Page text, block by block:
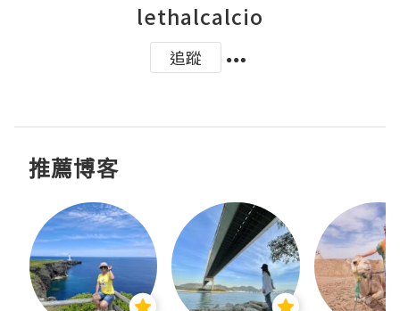
lethalcalcio
追蹤
推薦博客